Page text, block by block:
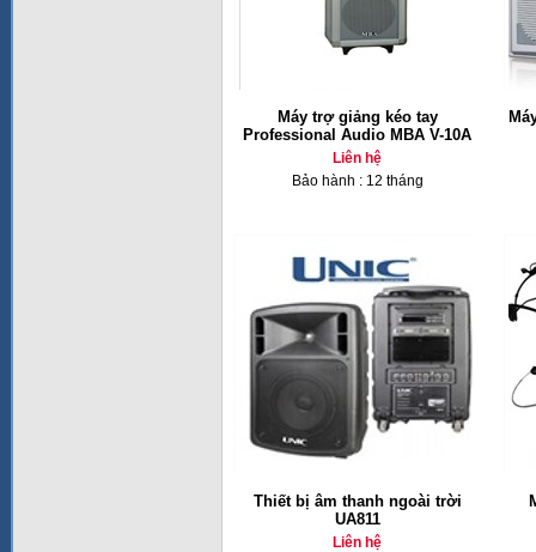
Máy trợ giảng kéo tay
Professional Audio MBA V-10A
Liên hệ
Bảo hành : 12 tháng
Thiết bị âm thanh ngoài trời
UA811
Liên hệ